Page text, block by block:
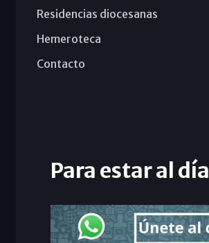
Residencias diocesanas
Hemeroteca
Contacto
Para estar al día